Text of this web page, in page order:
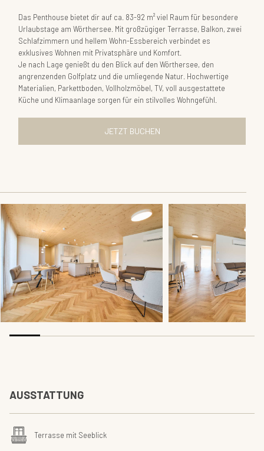
Das Penthouse bietet dir auf ca. 83-92 m² viel Raum für besondere
Urlaubstage am Wörthersee. Mit großzügiger Terrasse, Balkon, zwei
Schlafzimmern und hellem Wohn-Essbereich verbindet es
exklusives Wohnen mit Privatsphäre und Komfort.
Je nach Lage genießt du den Blick auf den Wörthersee, den
angrenzenden Golfplatz und die umliegende Natur. Hochwertige
Materialien, Parkettboden, Vollholzmöbel, TV, voll ausgestattete
Küche und Klimaanlage sorgen für ein stilvolles Wohngefühl.
JETZT BUCHEN
AUSSTATTUNG
Terrasse mit Seeblick